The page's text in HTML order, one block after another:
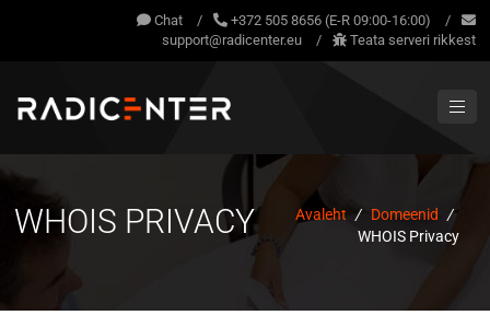
Chat / +372 505 8656 (E-R 09:00-16:00)
/
support@radicenter.eu
/ Teata serveri rikkest
WHOIS PRIVACY Avaleht / Domeenid /
WHOIS Privacy